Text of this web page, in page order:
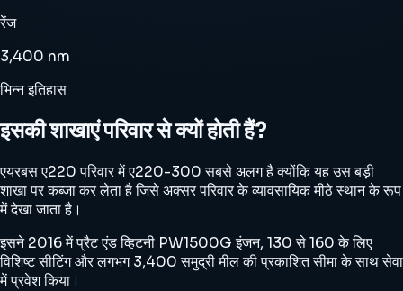
रेंज
3,400 nm
भिन्न इतिहास
इसकी शाखाएं परिवार से क्यों होती हैं?
एयरबस ए220 परिवार में ए220-300 सबसे अलग है क्योंकि यह उस बड़ी
शाखा पर कब्जा कर लेता है जिसे अक्सर परिवार के व्यावसायिक मीठे स्थान के रूप
में देखा जाता है।
इसने 2016 में प्रैट एंड व्हिटनी PW1500G इंजन, 130 से 160 के लिए
विशिष्ट सीटिंग और लगभग 3,400 समुद्री मील की प्रकाशित सीमा के साथ सेवा
में प्रवेश किया।